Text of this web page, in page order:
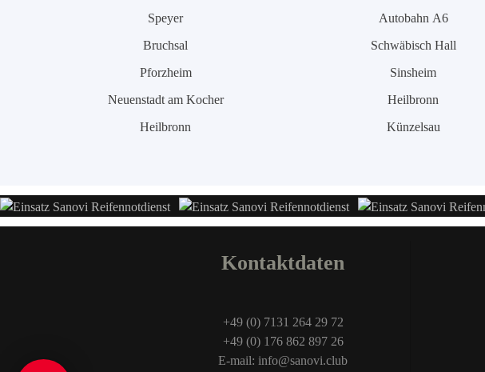
Speyer
Bruchsal
Pforzheim
Neuenstadt am Kocher
Heilbronn
Autobahn A6
Schwäbisch Hall
Sinsheim
Heilbronn
Künzelsau
Kontaktdaten
+49 (0) 7131 264 29 72
+49 (0) 176 862 897 26
E-mail: info@sanovi.club